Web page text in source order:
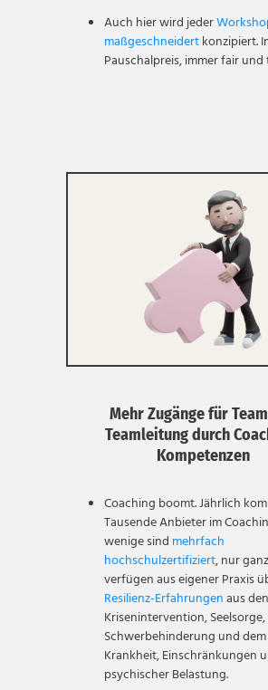
Auch hier wird jeder
maßgeschneidertkonzipiert.
Pauschalpreis, immer fair
Mehr Zugänge für
Teamleitung durch
Kompetenzen
Coaching boomt. Jährlich
Tausende Anbieter im
wenige sindmehrfach
hochschulzertifiziert, nur
verfügen aus eigener Praxis
Resilienz-Erfahrungenaus
Krisenintervention, Seelsorge,
Schwerbehinderung und
Krankheit, Einschränkungen
psychischer Belastung.